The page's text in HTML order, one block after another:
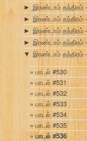
► இரண்டாம்
► இரண்டாம் தந்திரம்
► இரண்டாம் தந்திரம்
► இரண்டாம் தந்திரம்
▼ இரண்டாம் தந்திரம்
பாடல் #530
பாடல் #531
பாடல் #532
பாடல் #533
பாடல் #534
பாடல் #535
பாடல் #536